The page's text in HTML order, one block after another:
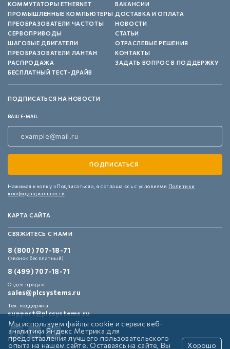
КОММУТАТОРЫ ETHERNET
ПРОМЫШЛЕННЫЕ КОМПЬЮТЕРЫ
ПРЕОБРАЗОВАТЕЛИ ЧАСТОТЫ
СЕРВОПРИВОДЫ
ШАГОВЫЕ ДВИГАТЕЛИ
ПРЕОБРАЗОВАТЕЛИ ЛАНТАН
РАСПРОДАЖА
БЕСПЛАТНЫЙ ТЕСТ-ДРАЙВ
ВАКАНСИИ
ДОСТАВКА И ОПЛАТА
НОВОСТИ
СТАТЬИ
ОТРАСЛЕВЫЕ РЕШЕНИЯ
КОНТАКТЫ
ЗАДАТЬ ВОПРОС В ПОДДЕРЖКУ
ПОДПИСАТЬСЯ НА НОВОСТИ
ВАШ E-MAIL
Нажимая кнопку «Подписаться», я соглашаюсь с условиями Политики
конфиденциальности
КАРТА САЙТА
СВЯЖИТЕСЬ С НАМИ
8 (800) 707-18-71
(звонок бесплатный)
8 (499) 707-18-71
Отдел продаж
sales@plcsystems.ru
Тех. поддержка
support@plcsystems.ru
Мы используем файлы cookie и сервис веб-
аналитики Яндекс Метрика для
предоставления лучшего пользовательского
опыта на нашем сайте. Оставаясь на сайте, Вы
Хорошо